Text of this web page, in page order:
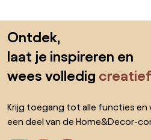
Ontdek,
laat je inspireren en
wees volledig creatief
Krijg toegang tot alle functies en
een deel van de Home&Decor-